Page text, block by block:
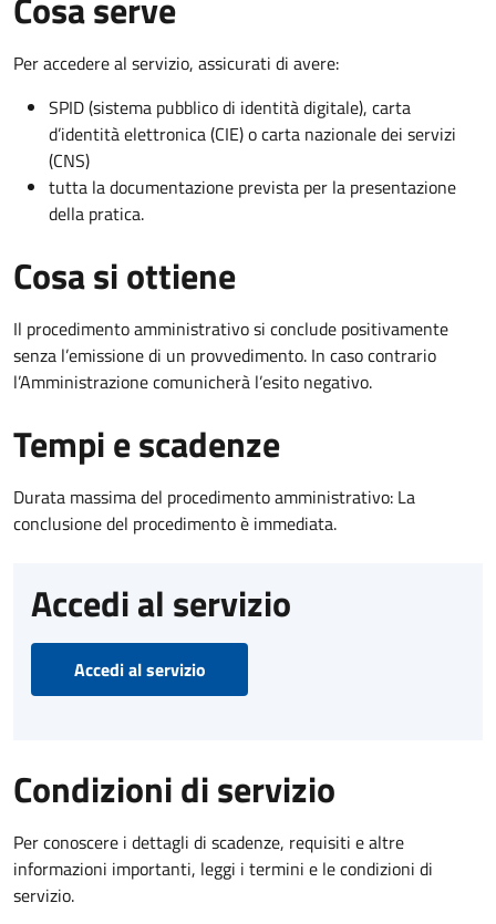
Per accedere al servizio, assicurati di avere:
SPID (sistema pubblico di identità digitale), carta
d’identità elettronica (CIE) o carta nazionale dei servizi
(CNS)
tutta la documentazione prevista per la presentazione
della pratica.
Cosa si ottiene
Il procedimento amministrativo si conclude positivamente
senza l’emissione di un provvedimento. In caso contrario
l’Amministrazione comunicherà l’esito negativo.
Tempi e scadenze
Durata massima del procedimento amministrativo: La
conclusione del procedimento è immediata.
Accedi al servizio
Accedi al servizio
Condizioni di servizio
Per conoscere i dettagli di scadenze, requisiti e altre
informazioni importanti, leggi i termini e le condizioni di
servizio.